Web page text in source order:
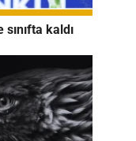
kaldı